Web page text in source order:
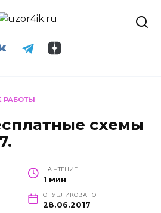
РАБОТЫ
схемы
НА ЧТЕНИЕ
1 мин
ОПУБЛИКОВАНО
28.06.2017